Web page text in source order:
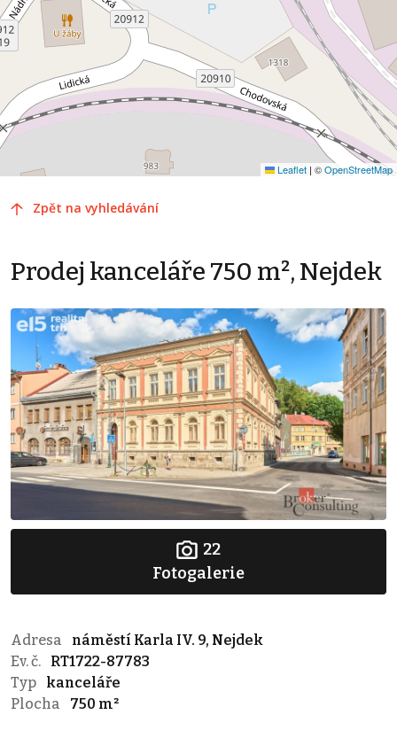
Leaflet | ©OpenStreetMap
Zpět na vyhledávání
Prodej kanceláře 750 m², Nejdek
22
Fotogalerie
Adresa
náměstí Karla IV. 9, Nejdek
Ev. č.
RT1722-87783
Typ
kanceláře
Plocha
750 m²